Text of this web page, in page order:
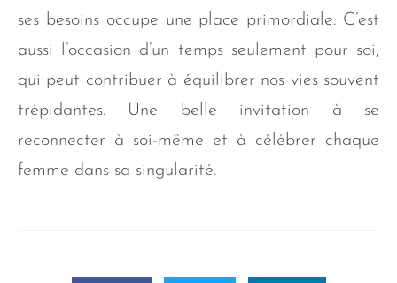
ses besoins occupe une place primordiale. C’est
aussi l’occasion d’un temps seulement pour soi,
qui peut contribuer à équilibrer nos vies souvent
trépidantes. Une belle invitation à se
reconnecter à soi-même et à célébrer chaque
femme dans sa singularité.